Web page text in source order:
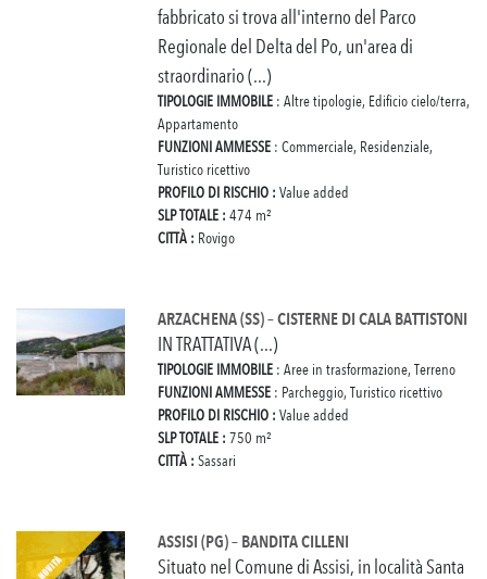
fabbricato si trova all'interno del Parco
Regionale del Delta del Po, un'area di
straordinario (...)
TIPOLOGIE IMMOBILE : Altre tipologie, Edificio cielo/terra,
Appartamento
FUNZIONI AMMESSE : Commerciale, Residenziale,
Turistico ricettivo
PROFILO DI RISCHIO : Value added
SLP TOTALE : 474 m²
CITTÀ : Rovigo
ARZACHENA (SS) – CISTERNE DI CALA BATTISTONI
IN TRATTATIVA (...)
TIPOLOGIE IMMOBILE : Aree in trasformazione, Terreno
FUNZIONI AMMESSE : Parcheggio, Turistico ricettivo
PROFILO DI RISCHIO : Value added
SLP TOTALE : 750 m²
CITTÀ : Sassari
ASSISI (PG) – BANDITA CILLENI
Situato nel Comune di Assisi, in località Santa